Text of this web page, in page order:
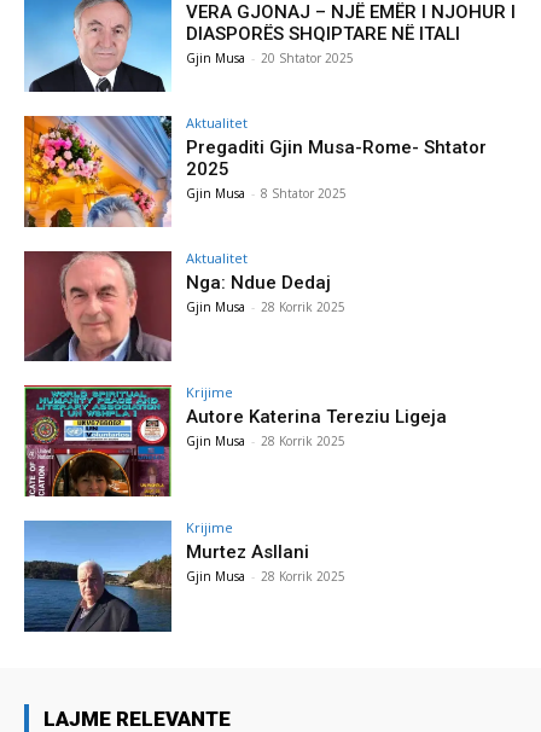
VERA GJONAJ – NJË EMËR I NJOHUR I
DIASPORËS SHQIPTARE NË ITALI
Gjin Musa - 20 Shtator 2025
Aktualitet
Pregaditi Gjin Musa-Rome- Shtator
2025
Gjin Musa - 8 Shtator 2025
Aktualitet
Nga: Ndue Dedaj
Gjin Musa - 28 Korrik 2025
Krijime
Autore Katerina Tereziu Ligeja
Gjin Musa - 28 Korrik 2025
Krijime
Murtez Asllani
Gjin Musa - 28 Korrik 2025
LAJME RELEVANTE